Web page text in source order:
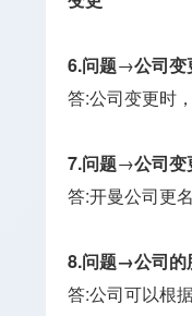
6.问题→公司变
答:公司变更时
7.问题→公司变
答:开曼公司更
8.问题→公司的
答:公司可以根